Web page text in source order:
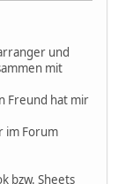
und
mit
Freund hat mir
im Forum
bzw. Sheets